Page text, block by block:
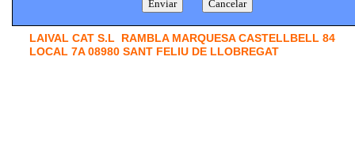
LAIVAL CAT S.L RAMBLA MARQUESA CASTELLBELL 84
LOCAL 7A 08980 SANT FELIU DE LLOBREGAT